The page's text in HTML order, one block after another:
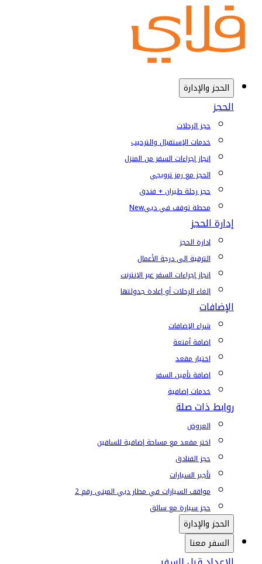
الحجز والإدارة
الحجز
حجز الرحلات
خدمات الإستقبال والترحيب
إنجاز إجراءات السفر من المنزل
الحجز مع رمز ترويجي
حجز رحلة طيران + فندق
محطة توقف في دبيNew
إدارة الحجز
إدارة الحجز
الترقية إلى درجة الأعمال
إنجاز إجراءات السفر عبر الإنترنت
إلغاء الرحلات أو إعادة جدولتها
الإضافات
شراء الإضافات
إضافة أمتعة
اختيار مقعد
إضافة تأمين السفر
خدمات إضافية
روابط ذات صلة
العروض
اختر مقعد مع مساحة إضافية للساقين
حجز الفنادق
تأجير السيارات
مواقف السيارات في مطار دبي المبنى رقم 2
حجز سيارة مع سائق
الحجز والإدارة
السفر معنا